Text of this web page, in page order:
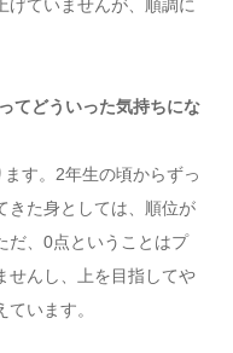
げていませんが、順調に
てどういった気持ちにな
す。2年生の頃からずっ
きた身としては、順位が
だ、0点ということはプ
せんし、上を目指してや
います。